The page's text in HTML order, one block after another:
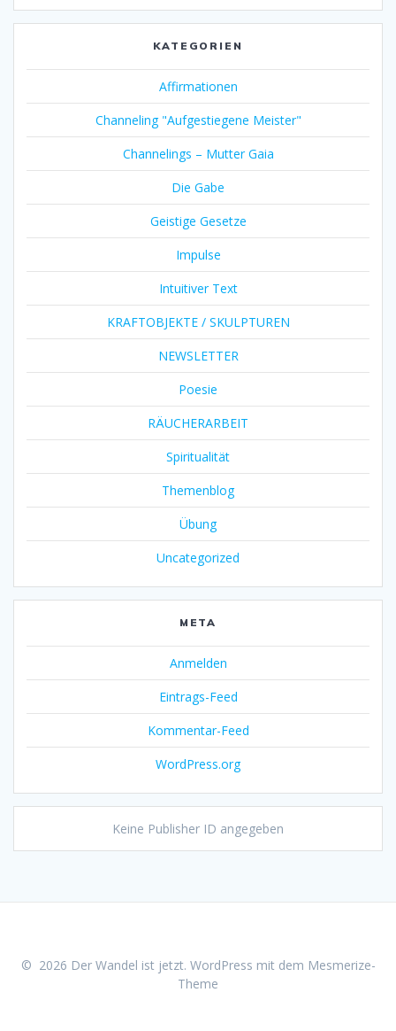
KATEGORIEN
Affirmationen
Channeling "Aufgestiegene Meister"
Channelings – Mutter Gaia
Die Gabe
Geistige Gesetze
Impulse
Intuitiver Text
KRAFTOBJEKTE / SKULPTUREN
NEWSLETTER
Poesie
RÄUCHERARBEIT
Spiritualität
Themenblog
Übung
Uncategorized
META
Anmelden
Eintrags-Feed
Kommentar-Feed
WordPress.org
Keine Publisher ID angegeben
© 2026 Der Wandel ist jetzt. WordPress mit dem Mesmerize-
Theme